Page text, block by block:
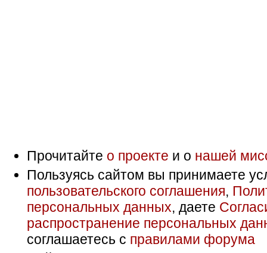
Прочитайте о проекте и о нашей
Пользуясь сайтом вы принимаете
пользовательского соглашения,
персональных данных, даете
распространение персональных
соглашаетесь с правилами форума